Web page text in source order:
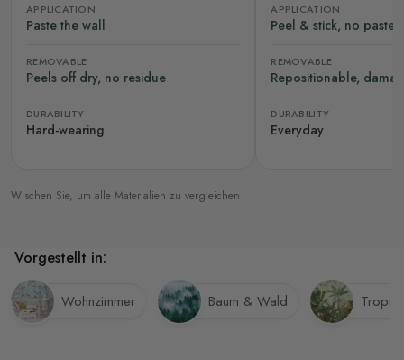
APPLICATION
Paste the wall
REMOVABLE
Peels off dry, no residue
DURABILITY
Hard-wearing
APPLICATION
Peel & stick, no paste
REMOVABLE
Repositionable,
DURABILITY
Everyday
Wischen Sie, um alle Materialien zu vergleichen
Vorgestellt in:
Wohnzimmer Baum & Wald